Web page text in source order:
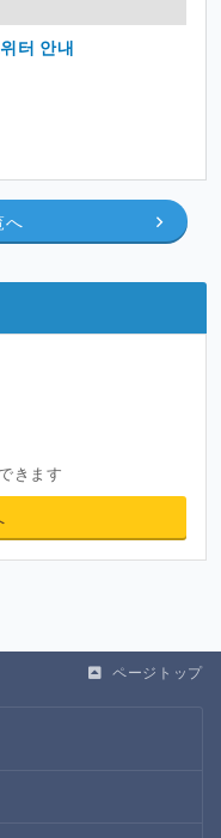
터 안내
へ
きます
ページトップ